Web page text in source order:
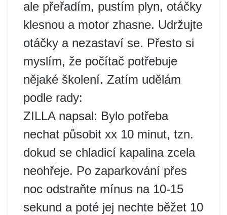
ale přeřadím, pustím plyn, otáčky
klesnou a motor zhasne. Udržujte
otáčky a nezastaví se. Přesto si
myslím, že počítač potřebuje
nějaké školení. Zatím udělám
podle rady:
ZILLA napsal: Bylo potřeba
nechat působit xx 10 minut, tzn.
dokud se chladicí kapalina zcela
neohřeje. Po zaparkování přes
noc odstraňte mínus na 10-15
sekund a poté jej nechte běžet 10